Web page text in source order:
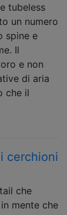
tubeless
un numero
spine e
Il
e non
di aria
che il
cerchioni
che
mente che